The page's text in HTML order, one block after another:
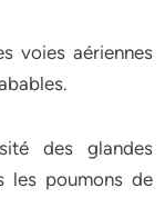
voies aériennes
des glandes
les poumons de